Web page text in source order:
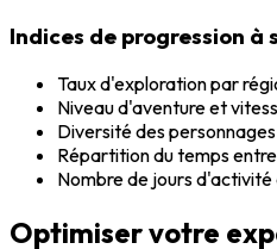
Indices de progression à
Taux d'exploration par
Niveau d'aventure et
Diversité des
Répartition du temps
Nombre de jours
Optimiser votre